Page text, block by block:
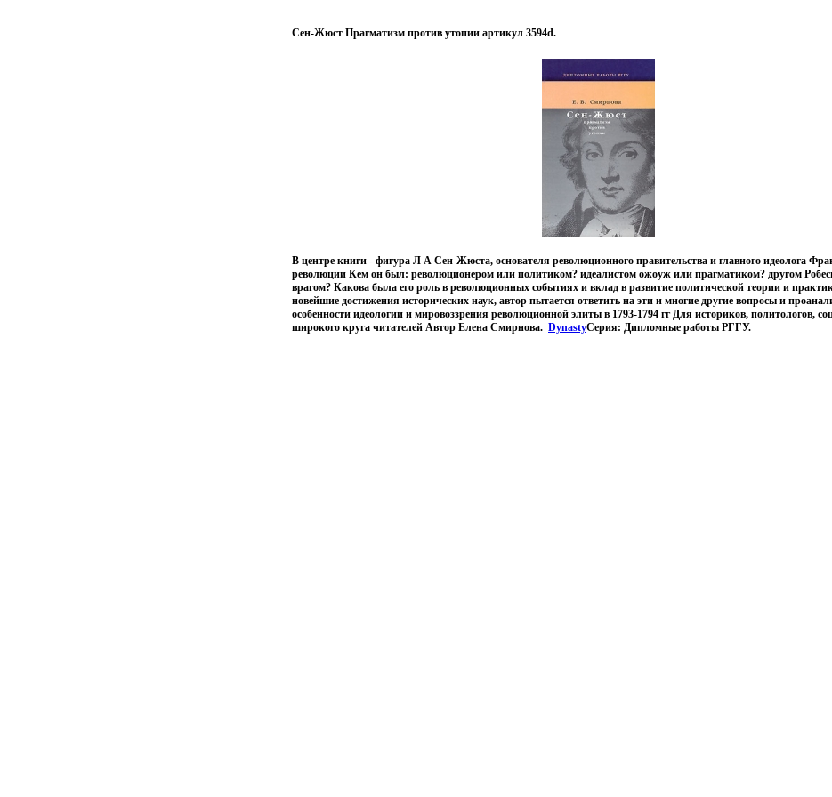
Сен-Жюст Прагматизм против утопии артикул 3594d.
В центре книги - фигура Л А Сен-Жюста, основателя революционного правительства и главного идеолога
революции Кем он был: революционером или политиком? идеалистом ожоуж или прагматиком? другом
врагом? Какова была его роль в революционных событиях и вклад в развитие политической теории и
новейшие достижения исторических наук, автор пытается ответить на эти и многие другие вопросы и
особенности идеологии и мировоззрения революционной элиты в 1793-1794 гг Для историков, политологов,
широкого круга читателей Автор Елена Смирнова. DynastyСерия: Дипломные работы РГГУ.